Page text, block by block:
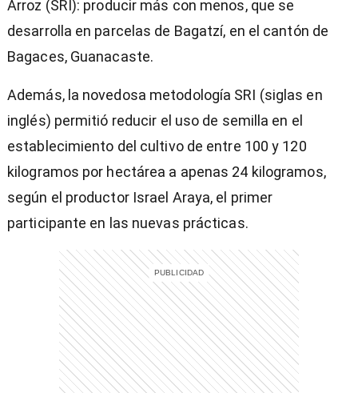
Arroz (SRI): producir más con menos, que se
desarrolla en parcelas de Bagatzí, en el cantón de
Bagaces, Guanacaste.
Además, la novedosa metodología SRI (siglas en
inglés) permitió reducir el uso de semilla en el
establecimiento del cultivo de entre 100 y 120
kilogramos por hectárea a apenas 24 kilogramos,
según el productor Israel Araya, el primer
participante en las nuevas prácticas.